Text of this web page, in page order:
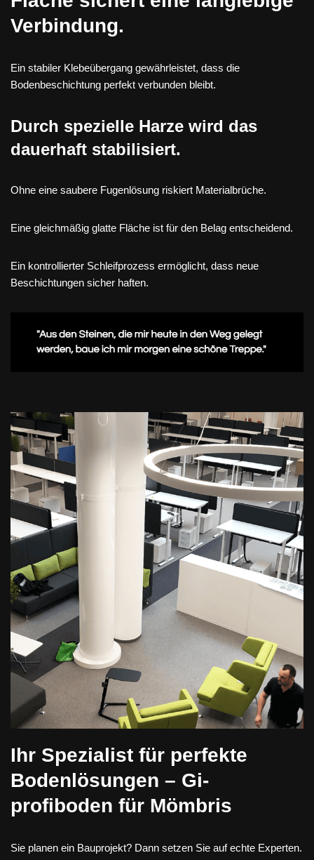
Verbindung.
Ein stabiler Klebeübergang gewährleistet, dass die
Bodenbeschichtung perfekt verbunden bleibt.
Durch spezielle Harze wird das
dauerhaft stabilisiert.
Ohne eine saubere Fugenlösung riskiert Materialbrüche.
Eine gleichmäßig glatte Fläche ist für den Belag entscheidend.
Ein kontrollierter Schleifprozess ermöglicht, dass neue
Beschichtungen sicher haften.
Ihr Spezialist für perfekte
Bodenlösungen – Gi-
profiboden für Mömbris
Sie planen ein Bauprojekt? Dann setzen Sie auf echte Experten.